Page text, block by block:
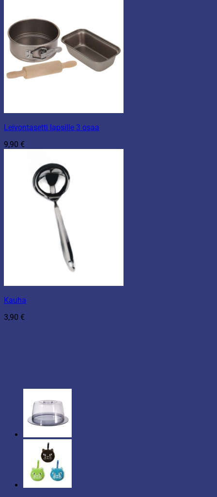
Leivontasetti lapsille 3 osaa
9,90 €
Kauha
3,90 €